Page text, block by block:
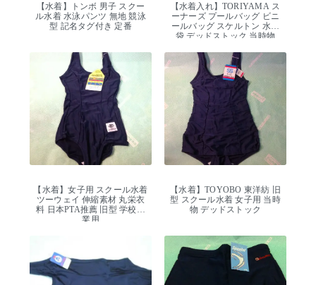
【水着】トンボ 男子 スクー
ル水着 水泳パンツ 無地 競泳
型 記名タグ付き 定番
【水着入れ】TORIYAMA ス
ーナーズ プールバッグ ビニ
ールバッグ スケルトン 水泳
袋 デッドストック 当時物
【水着】女子用 スクール水着
ツーウェイ 伸縮素材 丸栄衣
料 日本PTA推薦 旧型 学校授
業用
【水着】TOYOBO 東洋紡 旧
型 スクール水着 女子用 当時
物 デッドストック